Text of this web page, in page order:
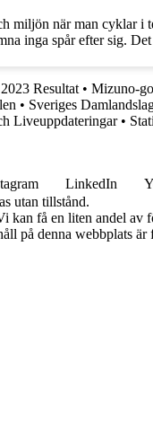
miljön när man cyklar i
inga spår efter sig.
Resultat • Mizuno-
• Sveriges
Liveuppdateringar•
LinkedIn
utan tillstånd.
kan få en liten andel av
på denna webbplats är